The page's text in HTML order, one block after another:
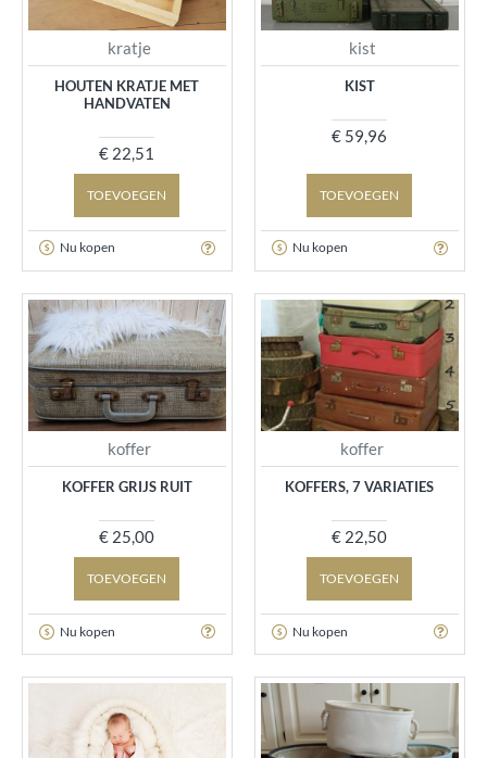
kratje
HOUTEN KRATJE MET
HANDVATEN
€ 22,51
TOEVOEGEN
Nu kopen
kist
KIST
€ 59,96
TOEVOEGEN
Nu kopen
koffer
KOFFER GRIJS RUIT
€ 25,00
TOEVOEGEN
Nu kopen
koffer
KOFFERS, 7 VARIATIES
€ 22,50
TOEVOEGEN
Nu kopen